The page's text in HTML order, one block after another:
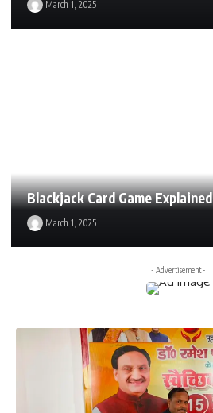
March 1, 2025
Blackjack Card Game Explained
March 1, 2025
- Advertisement -